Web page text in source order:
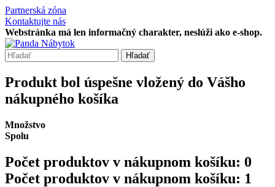
Partnerská zóna
Kontaktujte nás
Webstránka má len informačný charakter, neslúži ako e-shop.
Hľadať
Produkt bol úspešne vložený do Vášho
nákupného košíka
Množstvo
Spolu
Počet produktov v nákupnom košíku: 0
Počet produktov v nákupnom košíku: 1